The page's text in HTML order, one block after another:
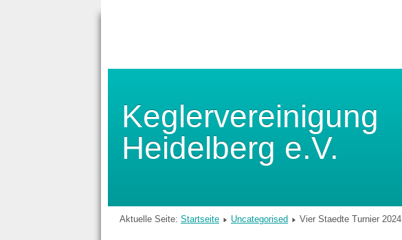
Keglervereinigung
Heidelberg e.V.
Aktuelle Seite: Startseite Uncategorised Vier Staedte Turnier 2024